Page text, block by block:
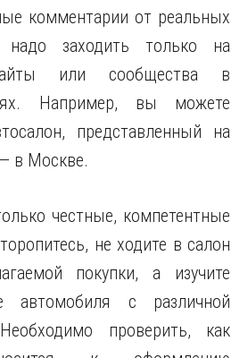
комментарии от реальных
заходить только на
или сообщества в
Например, вы можете
представленный на
— в Москве.
честные, компетентные
не ходите в салон
покупки, а изучите
автомобиля с различной
проверить, как